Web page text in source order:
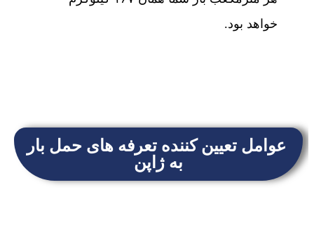
خواهد بود.
عوامل تعیین‌ کننده تعرفه‌ های حمل بار
به ژاپن